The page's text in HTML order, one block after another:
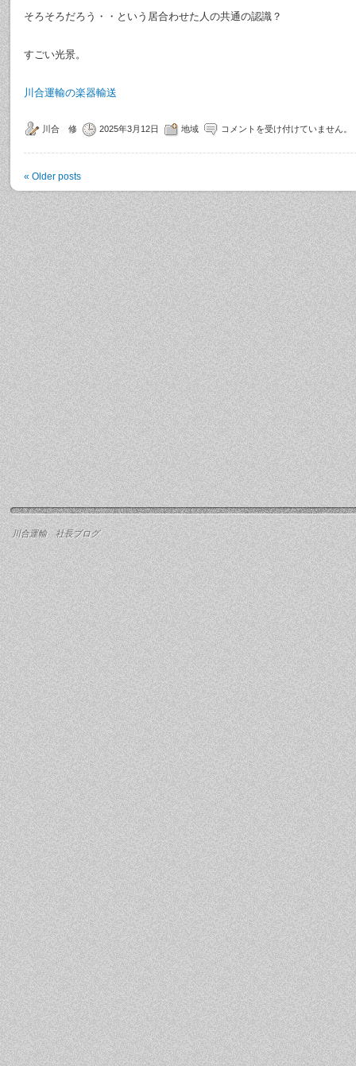
そろそろだろう・・という居合わせた人の共通の認識？
すごい光景。
川合運輸の楽器輸送
川合 修 2025年3月12日 地域 コメントを受け付けていません。
« Older posts
川合運輸 社長ブログ